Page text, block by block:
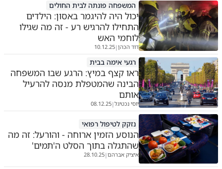
המשפחה פונתה לבית החולים
יכול היה להיגמר באסון: הילדים
התחילו להרגיש רע - זה מה שגילו
לוחמי האש
דוד הכהן|
10.12.25
רגעי אימה בבית
ראו קצף במיץ: הרגע שבו המשפחה
הבינה שהמטפלת מנסה להרעיל
אותם
יוסי נכטיגל|
08.12.25
נזקק לטיפול רפואי
הנוסע הזמין ארוחה - והורעל: זה מה
שהתגלה בתוך הסלט ה'תמים'
איציק אברהם|
28.10.25